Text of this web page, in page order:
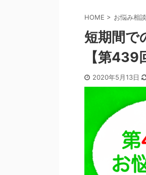
HOME > お悩み相談
短期間で
【第439
2020年5月13日